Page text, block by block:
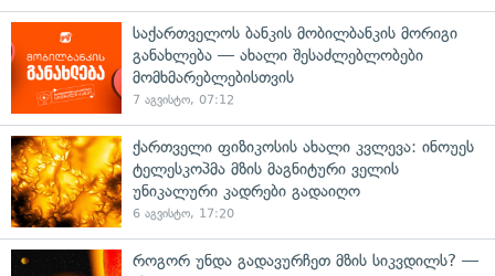
საქართველოს ბანკის მობილბანკის მორიგი
განახლება — ახალი შესაძლებლობები
მომხმარებლებისთვის
7 აგვისტო, 07:12
ქართველი ფიზიკოსის ახალი კვლევა: ინოუეს
ტელესკოპმა მზის მაგნიტური ველის
უნიკალური კადრები გადაიღო
6 აგვისტო, 17:20
როგორ უნდა გადავურჩეთ მზის სიკვდილს? —